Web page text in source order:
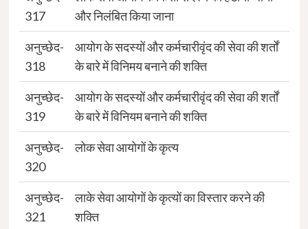
317
और निलंबित किया जाना
अनुच्छेद-
318
आयोग के सदस्यों और कर्मचारीवृंद की सेवा की शर्तों
के बारे में विनिमय बनाने की शक्ति
अनुच्छेद-
319
आयोग के सदस्यों और कर्मचारीवृंद की सेवा की शर्तों
के बारे में विनियम बनाने की शक्ति
अनुच्छेद-
320
लोक सेवा आयोगों के कृत्य
अनुच्छेद-
321
लाके सेवा आयोगों के कृत्यों का विस्तार करने की
शक्ति